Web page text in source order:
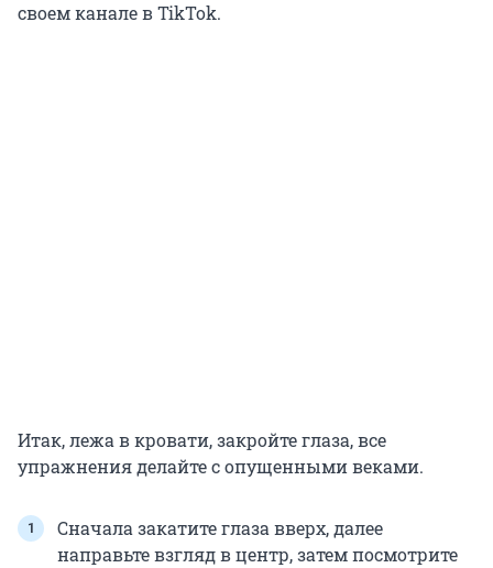
своем канале в TikTok.
Итак, лежа в кровати, закройте глаза, все
упражнения делайте с опущенными веками.
Сначала закатите глаза вверх, далее
направьте взгляд в центр, затем посмотрите